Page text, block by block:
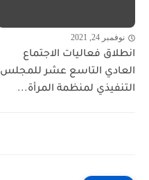
نوفمبر 24, 2021
انطلاق فعاليات الاجتماع
العادي التاسع عشر للمجلس
التنفيذي لمنظمة المرأة...